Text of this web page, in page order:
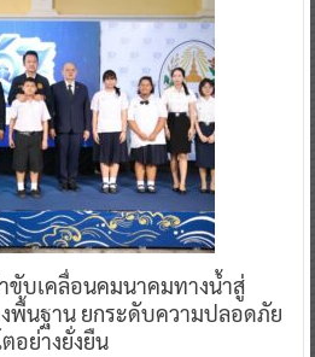
ขับเคลื่อนคมนาคมทางน้ำสู่
พื้นฐาน ยกระดับความปลอดภัย
อย่างยั่งยืน